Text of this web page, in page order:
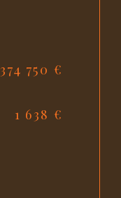
374 750 €
1 638 €